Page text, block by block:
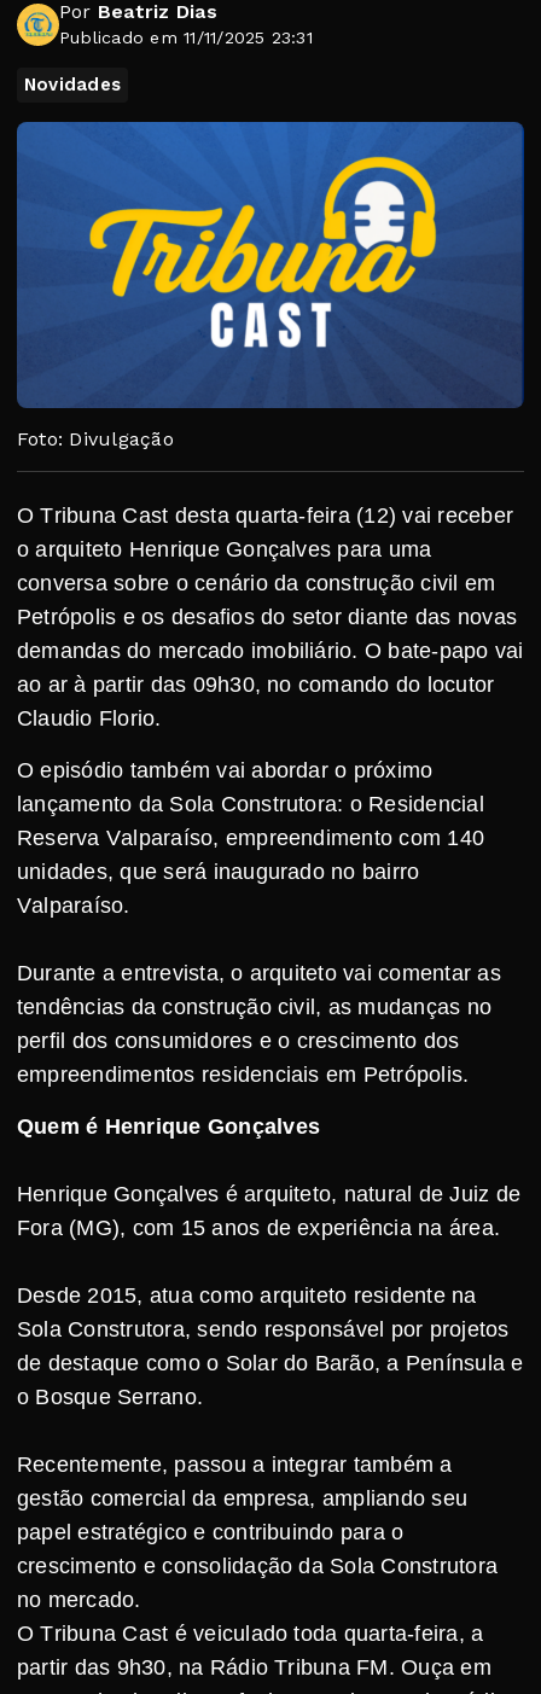
Por Beatriz Dias
Publicado em 11/11/2025 23:31
Novidades
Foto: Divulgação
O Tribuna Cast desta quarta-feira (12) vai receber
o arquiteto Henrique Gonçalves para uma
conversa sobre o cenário da construção civil em
Petrópolis e os desafios do setor diante das novas
demandas do mercado imobiliário. O bate-papo vai
ao ar à partir das 09h30, no comando do locutor
Claudio Florio.
O episódio também vai abordar o próximo
lançamento da Sola Construtora: o Residencial
Reserva Valparaíso, empreendimento com 140
unidades, que será inaugurado no bairro
Valparaíso.
Durante a entrevista, o arquiteto vai comentar as
tendências da construção civil, as mudanças no
perfil dos consumidores e o crescimento dos
empreendimentos residenciais em Petrópolis.
Quem é Henrique Gonçalves
Henrique Gonçalves é arquiteto, natural de Juiz de
Fora (MG), com 15 anos de experiência na área.
Desde 2015, atua como arquiteto residente na
Sola Construtora, sendo responsável por projetos
de destaque como o Solar do Barão, a Península e
o Bosque Serrano.
Recentemente, passou a integrar também a
gestão comercial da empresa, ampliando seu
papel estratégico e contribuindo para o
crescimento e consolidação da Sola Construtora
no mercado.
O Tribuna Cast é veiculado toda quarta-feira, a
partir das 9h30, na Rádio Tribuna FM. Ouça em